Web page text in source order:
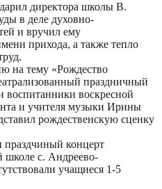
директора школы В.
в деле духовно-
и вручил ему
прихода, а также тепло
на тему «Рождество
праздничный
воспитанники воскресной
и учителя музыки Ирины
рождественскую сценку
праздчиный концерт
школе c. Андреево-
учащиеся 1-5